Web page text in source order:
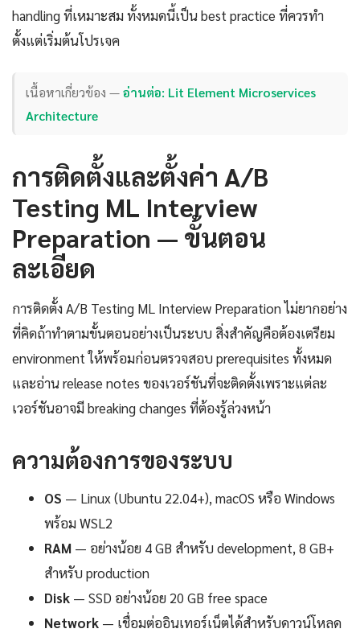
handling ที่เหมาะสม ทั้งหมดนี้เป็น best practice ที่ควรทำ
ตั้งแต่เริ่มต้นโปรเจค
เนื้อหาเกี่ยวข้อง —อ่านต่อ: Lit Element Microservices
Architecture
การติดตั้งและตั้งค่า A/B
Testing ML Interview
Preparation — ขั้นตอน
ละเอียด
การติดตั้ง A/B Testing ML Interview Preparation ไม่ยากอย่าง
ที่คิดถ้าทำตามขั้นตอนอย่างเป็นระบบ สิ่งสำคัญคือต้องเตรียม
environment ให้พร้อมก่อนตรวจสอบ prerequisites ทั้งหมด
และอ่าน release notes ของเวอร์ชันที่จะติดตั้งเพราะแต่ละ
เวอร์ชันอาจมี breaking changes ที่ต้องรู้ล่วงหน้า
ความต้องการของระบบ
OS — Linux (Ubuntu 22.04+), macOS หรือ Windows
พร้อม WSL2
RAM — อย่างน้อย 4 GB สำหรับ development, 8 GB+
สำหรับ production
Disk — SSD อย่างน้อย 20 GB free space
Network — เชื่อมต่ออินเทอร์เน็ตได้สำหรับดาวน์โหลด